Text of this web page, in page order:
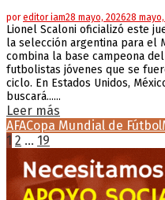
poreditor iam28 mayo, 202628
Lionel Scaloni oficializó este
la selección argentina para el
combina la base campeona
futbolistas jóvenes que se
ciclo. En Estados Unidos,
buscará......
Leer más
AFACopa Mundial de Fútbol
Paginación
de
entradas
1 2 … 19